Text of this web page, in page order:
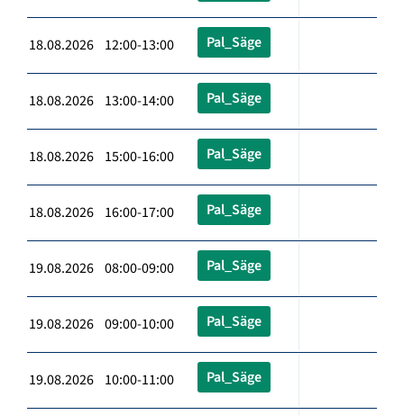
18.08.2026 12:00-13:00 Pal_Säge
18.08.2026 13:00-14:00 Pal_Säge
18.08.2026 15:00-16:00 Pal_Säge
18.08.2026 16:00-17:00 Pal_Säge
19.08.2026 08:00-09:00 Pal_Säge
19.08.2026 09:00-10:00 Pal_Säge
19.08.2026 10:00-11:00 Pal_Säge